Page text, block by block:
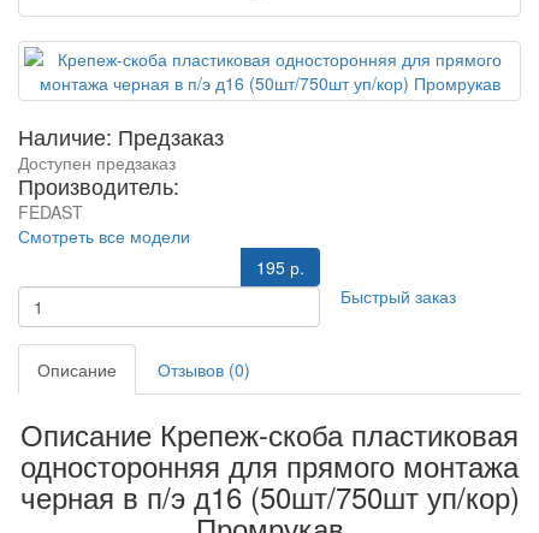
Наличие: Предзаказ
Доступен предзаказ
Производитель:
FEDAST
Смотреть все модели
195 р.
Быстрый заказ
Описание Отзывов (0)
Описание Крепеж-скоба пластиковая
односторонняя для прямого монтажа
черная в п/э д16 (50шт/750шт уп/кор)